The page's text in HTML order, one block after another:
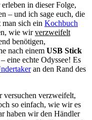
in dieser Folge,
– und ich sage euch, die
sich ein Kochbuch
wie wirverzweifelt
benötigen,
nach einem USB Stick
eine echte Odyssee! Es
an den Rand des
versuchen verzweifelt,
so einfach, wie wir es
haben wir den Händler